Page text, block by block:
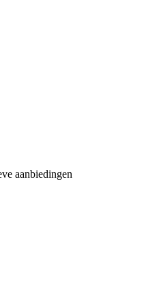
aanbiedingen